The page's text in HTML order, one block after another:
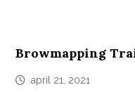
Browmapping
april 21, 2021